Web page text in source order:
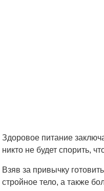
Здоровое питание
никто не будет спорить,
Взяв за привычку
стройное тело, а также